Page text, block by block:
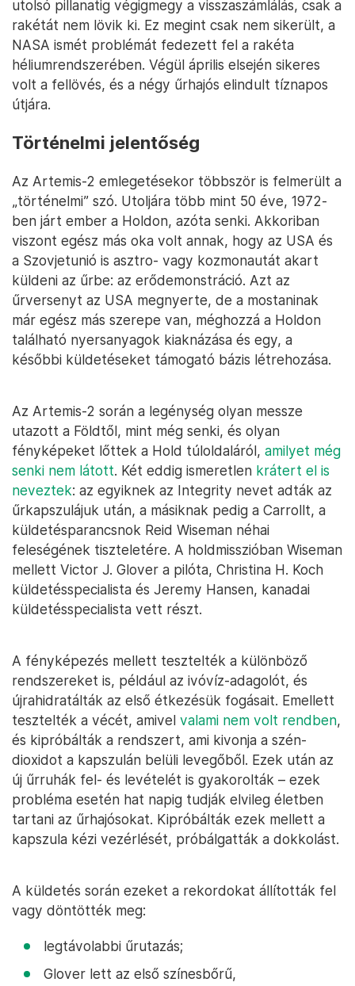
utolsó pillanatig végigmegy a visszaszámlálás, csak a
rakétát nem lövik ki. Ez megint csak nem sikerült, a
NASA ismét problémát fedezett fel a rakéta
héliumrendszerében. Végül április elsején sikeres
volt a fellövés, és a négy űrhajós elindult tíznapos
útjára.
Történelmi jelentőség
Az Artemis-2 emlegetésekor többször is felmerült a
„történelmi” szó. Utoljára több mint 50 éve, 1972-
ben járt ember a Holdon, azóta senki. Akkoriban
viszont egész más oka volt annak, hogy az USA és
a Szovjetunió is asztro- vagy kozmonautát akart
küldeni az űrbe: az erődemonstráció. Azt az
űrversenyt az USA megnyerte, de a mostaninak
már egész más szerepe van, méghozzá a Holdon
található nyersanyagok kiaknázása és egy, a
későbbi küldetéseket támogató bázis létrehozása.
Az Artemis-2 során a legénység olyan messze
utazott a Földtől, mint még senki, és olyan
fényképeket lőttek a Hold túloldaláról, amilyet még
senki nem látott. Két eddig ismeretlen krátert el is
neveztek: az egyiknek az Integrity nevet adták az
űrkapszulájuk után, a másiknak pedig a Carrollt, a
küldetésparancsnok Reid Wiseman néhai
feleségének tiszteletére. A holdmisszióban Wiseman
mellett Victor J. Glover a pilóta, Christina H. Koch
küldetésspecialista és Jeremy Hansen, kanadai
küldetésspecialista vett részt.
A fényképezés mellett tesztelték a különböző
rendszereket is, például az ivóvíz-adagolót, és
újrahidratálták az első étkezésük fogásait. Emellett
tesztelték a vécét, amivel valami nem volt rendben,
és kipróbálták a rendszert, ami kivonja a szén-
dioxidot a kapszulán belüli levegőből. Ezek után az
új űrruhák fel- és levételét is gyakorolták – ezek
probléma esetén hat napig tudják elvileg életben
tartani az űrhajósokat. Kipróbálták ezek mellett a
kapszula kézi vezérlését, próbálgatták a dokkolást.
A küldetés során ezeket a rekordokat állították fel
vagy döntötték meg:
legtávolabbi űrutazás;
Glover lett az első színesbőrű,